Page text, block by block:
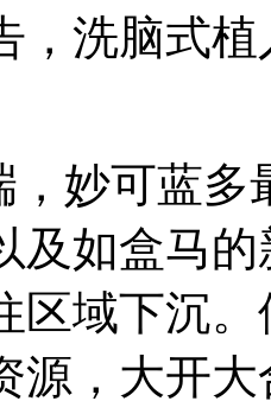
，洗脑式
，妙可蓝多
及如盒马
区域下沉
源，大开